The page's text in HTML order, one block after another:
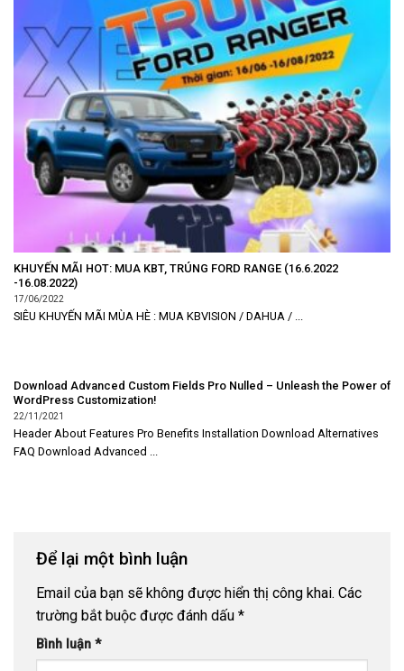
KHUYẾN MÃI HOT: MUA KBT, TRÚNG FORD RANGE (16.6.2022
-16.08.2022)
17/06/2022
SIÊU KHUYẾN MÃI MÙA HÈ : MUA KBVISION / DAHUA / ...
Download Advanced Custom Fields Pro Nulled – Unleash the Power of
WordPress Customization!
22/11/2021
Header About Features Pro Benefits Installation Download Alternatives
FAQ Download Advanced ...
Để lại một bình luận
Email của bạn sẽ không được hiển thị công khai. Các
trường bắt buộc được đánh dấu *
Bình luận *